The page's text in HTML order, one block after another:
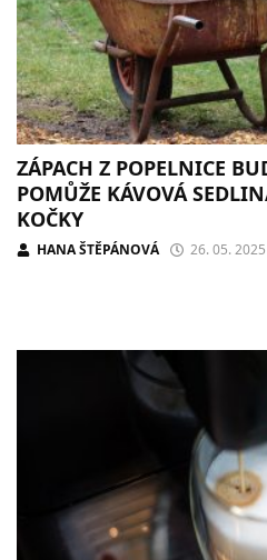
ZÁPACH Z POPELNICE
POMŮŽE KÁVOVÁ
KOČKY
HANA ŠTĚPÁNOVÁ 26. 05. 2025